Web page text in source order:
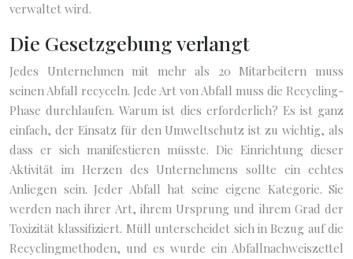
verwaltet wird.
Die Gesetzgebung verlangt
Jedes Unternehmen mit mehr als 20 Mitarbeitern muss
seinen Abfall recyceln. Jede Art von Abfall muss die Recycling-
Phase durchlaufen. Warum ist dies erforderlich? Es ist ganz
einfach, der Einsatz für den Umweltschutz ist zu wichtig, als
dass er sich manifestieren müsste. Die Einrichtung dieser
Aktivität im Herzen des Unternehmens sollte ein echtes
Anliegen sein. Jeder Abfall hat seine eigene Kategorie. Sie
werden nach ihrer Art, ihrem Ursprung und ihrem Grad der
Toxizität klassifiziert. Müll unterscheidet sich in Bezug auf die
Recyclingmethoden, und es wurde ein Abfallnachweiszettel